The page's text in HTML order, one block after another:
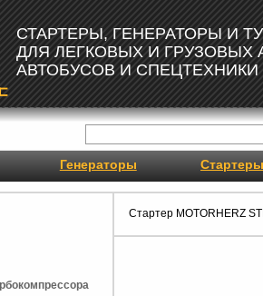
СТАРТЕРЫ, ГЕНЕРАТОРЫ И
ДЛЯ ЛЕГКОВЫХ И ГРУЗОВЫХ
АВТОБУСОВ И СПЕЦТЕХНИКИ
Генераторы Стартеры
Стартер MOTORHERZ